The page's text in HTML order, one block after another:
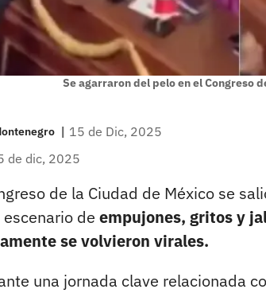
Se agarraron del pelo en el Congreso
| 15 de Dic, 2025
de dic, 2025
de la Ciudad de México se
de empujones, gritos y
se volvieron virales.
una jornada clave relacionada